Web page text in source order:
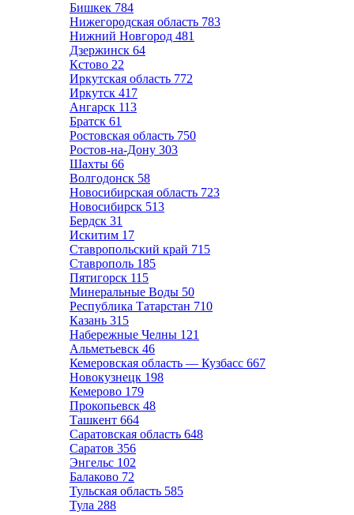
Бишкек 784
Нижегородская область 783
Нижний Новгород 481
Дзержинск 64
Кстово 22
Иркутская область 772
Иркутск 417
Ангарск 113
Братск 61
Ростовская область 750
Ростов-на-Дону 303
Шахты 66
Волгодонск 58
Новосибирская область 723
Новосибирск 513
Бердск 31
Искитим 17
Ставропольский край 715
Ставрополь 185
Пятигорск 115
Минеральные Воды 50
Республика Татарстан 710
Казань 315
Набережные Челны 121
Альметьевск 46
Кемеровская область — Кузбасс 667
Новокузнецк 198
Кемерово 179
Прокопьевск 48
Ташкент 664
Саратовская область 648
Саратов 356
Энгельс 102
Балаково 72
Тульская область 585
Тула 288